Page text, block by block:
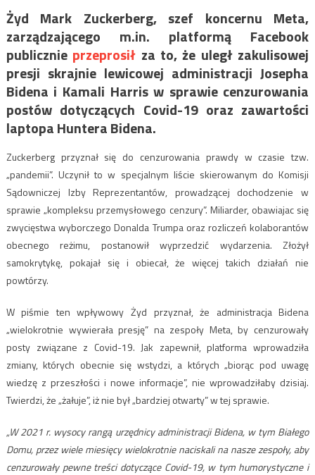
Żyd Mark Zuckerberg, szef koncernu Meta,
zarządzającego m.in. platformą Facebook
publicznieprzeprosił za to, że uległ zakulisowej
presji skrajnie lewicowej administracji Josepha
Bidena i Kamali Harris w sprawie cenzurowania
postów dotyczących Covid-19 oraz zawartości
laptopa Huntera Bidena.
Zuckerberg przyznał się do cenzurowania prawdy w czasie tzw.
„pandemii”. Uczynił to w specjalnym liście skierowanym do Komisji
Sądowniczej Izby Reprezentantów, prowadzącej dochodzenie w
sprawie „kompleksu przemysłowego cenzury”. Miliarder, obawiajac się
zwycięstwa wyborczego Donalda Trumpa oraz rozliczeń kolaborantów
obecnego reżimu, postanowił wyprzedzić wydarzenia. Złożył
samokrytykę, pokajał się i obiecał, że więcej takich działań nie
powtórzy.
W piśmie ten wpływowy Żyd przyznał, że administracja Bidena
„wielokrotnie wywierała presję” na zespoły Meta, by cenzurowały
posty związane z Covid-19. Jak zapewnił, platforma wprowadziła
zmiany, których obecnie się wstydzi, a których „biorąc pod uwagę
wiedzę z przeszłości i nowe informacje”, nie wprowadziłaby dzisiaj.
Twierdzi, że „żałuje”, iż nie był „bardziej otwarty” w tej sprawie.
„W 2021 r. wysocy rangą urzędnicy administracji Bidena, w tym Białego
Domu, przez wiele miesięcy wielokrotnie naciskali na nasze zespoły, aby
cenzurowały pewne treści dotyczące Covid-19, w tym humorystyczne i